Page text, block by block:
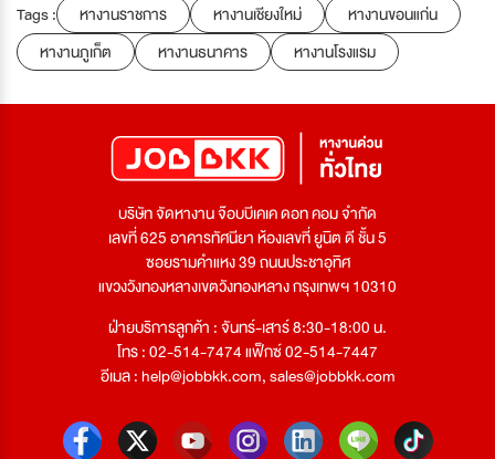
Tags : หางานราชการ หางานเชียงใหม่
หางานขอนแก่น
หางานภูเก็ต
หางานธนาคาร หางานโรงแรม
บริษัท จัดหางาน จ๊อบบีเคเค ดอท คอม จำกัด
เลขที่ 625 อาคารทัศนียา ห้องเลขที่ ยูนิต ดี ชั้น 5
ซอยรามคำแหง 39 ถนนประชาอุทิศ
แขวงวังทองหลางเขตวังทองหลาง กรุงเทพฯ 10310
ฝ่ายบริการลูกค้า : จันทร์-เสาร์ 8:30-18:00 น.
โทร : 02-514-7474 แฟ็กซ์ 02-514-7447
อีเมล :help@jobbkk.com,sales@jobbkk.com